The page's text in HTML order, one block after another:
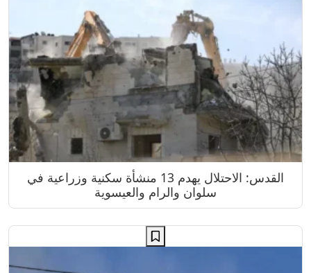
القدس: الاحتلال يهدم 13 منشأة سكنية وزراعية في
سلوان والرام والعيسوية